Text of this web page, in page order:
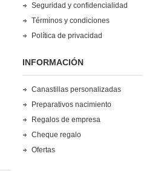
Seguridad y confidencialidad
Términos y condiciones
Política de privacidad
INFORMACIÓN
Canastillas personalizadas
Preparativos nacimiento
Regalos de empresa
Cheque regalo
Ofertas